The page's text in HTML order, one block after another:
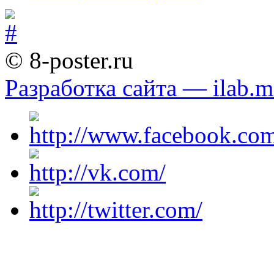
© 8-poster.ru
Разработка сайта —